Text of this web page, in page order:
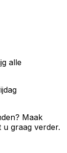
alle
Maak
u graag verder.